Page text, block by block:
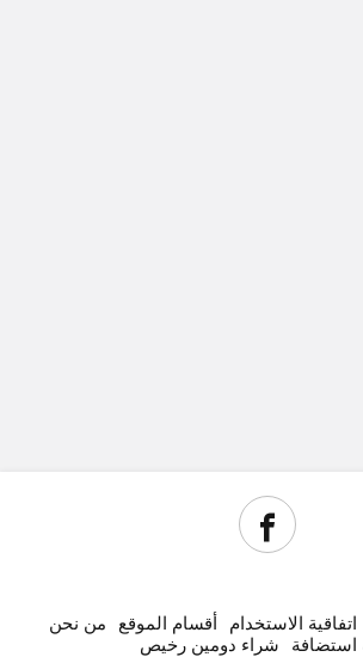
اتفاقية الاستخدام أقسام الموقع
من نحن
استضافة
شراء دومين رخيص